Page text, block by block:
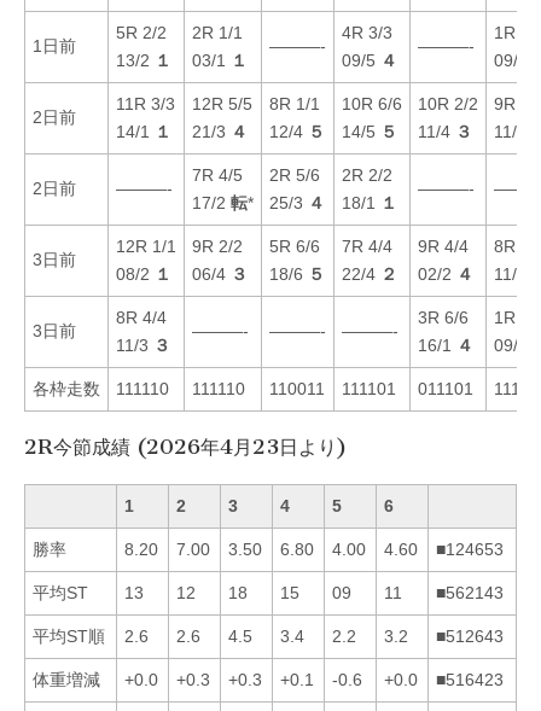
1日前
5R 2/2
13/2 １
2R 1/1
03/1
１
———-
4R 3/3
09/5 ４
———-
1R 3/
09/3
2日前
11R 3/3
14/1
１
12R 5/5
21/3 ４
8R 1/1
12/4 ５
10R 6/6
14/5 ５
10R 2/2
11/4 ３
9R 4/
11/3
2日前 ———-
7R 4/5
17/2 転*
2R 5/6
25/3 ４
2R 2/2
18/1
１
———-
3日前
12R 1/1
08/2 １
9R 2/2
06/4 ３
5R 6/6
18/6 ５
7R 4/4
22/4 ２
9R 4/4
02/2 ４
8R 1/
11/3
3日前
8R 4/4
11/3 ３
———- ———- ———-
3R 6/6
16/1
４
1R 5/
09/4
各枠走数 111110 111110 110011 111101 011101
2R今節成績 (2026年4月23日より)
1 2 3 4 5 6
勝率 8.20 7.00 3.50 6.80 4.00 4.60 ■124653
平均ST 13 12 18 15 09 11 ■562143
平均ST順 2.6 2.6 4.5 3.4 2.2 3.2 ■512643
体重増減 +0.0 +0.3 +0.3 +0.1 -0.6 +0.0 ■516423